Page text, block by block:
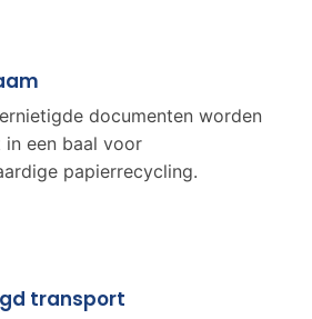
documenten worden
in een baal voor
papierrecycling.
transport